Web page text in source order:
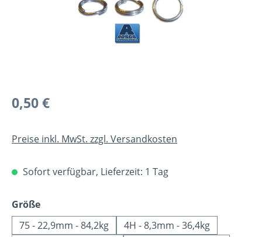
Regulärer Preis:
0,50 €
Preise inkl. MwSt. zzgl. Versandkosten
Sofort verfügbar, Lieferzeit: 1 Tag
Größeauswählen
75 - 22,9mm - 84,2kg
4H - 8,3mm - 36,4kg